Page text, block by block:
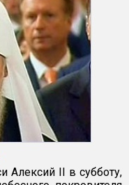
Алексий II в субботу,